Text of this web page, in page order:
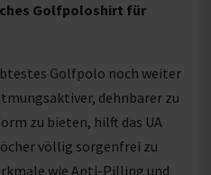
Golfpoloshirt für
Golfpolo noch weiter
dehnbarer zu
zu bieten, hilft das UA
völlig sorgenfrei zu
wie Anti-Pilling und